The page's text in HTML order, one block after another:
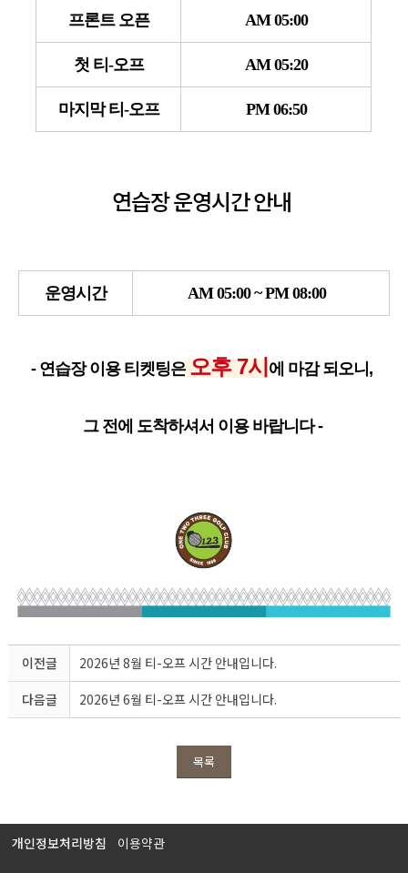
프론트 오픈 AM 05:00
첫 티-오프 AM 05:20
마지막 티-오프 PM 06:50
연습장 운영시간 안내
운영시간 AM 05:00 ~ PM 08:00
- 연습장 이용 티켓팅은 오후 7시에 마감 되오니,
그 전에 도착하셔서 이용 바랍니다 -
이전글
2026년 8월 티-오프 시간 안내입니다.
다음글
2026년 6월 티-오프 시간 안내입니다.
목록
개인정보처리방침 이용약관